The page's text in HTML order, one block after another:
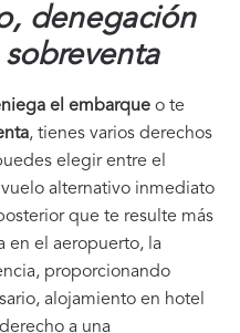
denegación
el embarque o te
, tienes varios derechos
elegir entre el
alternativo inmediato
que te resulte más
en el aeropuerto, la
proporcionando
alojamiento en hotel
a una